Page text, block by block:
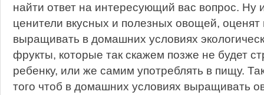
найти ответ на интересующий вас вопрос. Ну
ценители вкусных и полезных овощей, оценят
выращивать в домашних условиях
фрукты, которые так скажем позже не будет
ребенку, или же самим употреблять в пищу.
того чтоб в домашних условиях выращивать